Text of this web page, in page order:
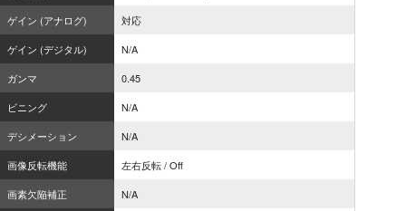
ゲイン (アナログ)
対応
ゲイン (デジタル)
N/A
ガンマ
0.45
ビニング
N/A
デシメーション
N/A
画像反転機能
左右反転 / Off
画素欠陥補正
N/A